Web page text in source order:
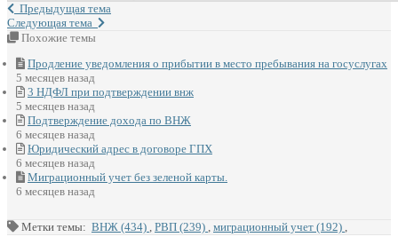
Предыдущая тема
Следующая тема
Похожие темы
Продление уведомления о прибытии в место пребывания на госуслугах
5 месяцев назад
3 НДФЛ при подтверждении внж
5 месяцев назад
Подтверждение дохода по ВНЖ
6 месяцев назад
Юридический адрес в договоре ГПХ
6 месяцев назад
Миграционный учет без зеленой карты.
6 месяцев назад
Метки темы: ВНЖ (434) , РВП (239) , миграционный учет (192) ,